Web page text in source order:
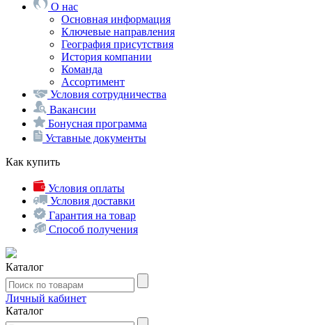
О нас
Основная информация
Ключевые направления
География присутствия
История компании
Команда
Ассортимент
Условия сотрудничества
Вакансии
Бонусная программа
Уставные документы
Как купить
Условия оплаты
Условия доставки
Гарантия на товар
Способ получения
Каталог
Личный кабинет
Каталог